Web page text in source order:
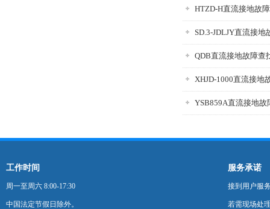
HTZD-H直流接地故
SD.3-JDLJY直流接地
QDB直流接地故障查
XHJD-1000直流接地
YSB859A直流接地故
工作时间
周一至周六 8:00-17:30
中国法定节假日除外。
服务承诺
接到用户服
若需现场处